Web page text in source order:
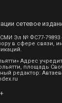
сетевое
Эл № ФС77-79893
в сфере связи,
Адрес
площадь
редактор: